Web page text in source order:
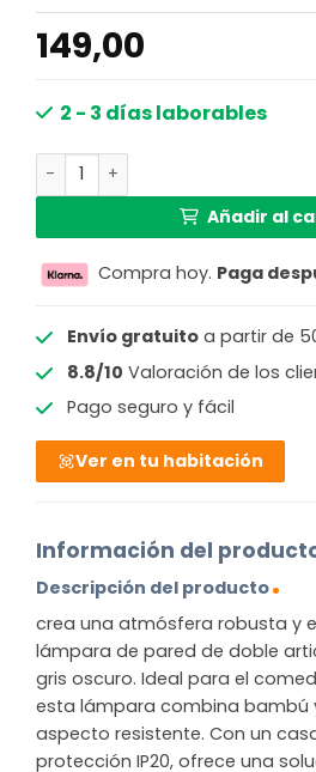
149,00
2 - 3 días laborables
Lámpara de pared gris oscuro
Añadir al
Compra hoy. Paga
Envío gratuitoa partir de
8.8/10 Valoración de los
Pago seguro y fácil
Ver en tu habitación
Información del
Descripción del producto
crea una atmósfera robusta y
lámpara de pared de doble
gris oscuro. Ideal para el
esta lámpara combina bambú
aspecto resistente. Con un
protección IP20, ofrece una